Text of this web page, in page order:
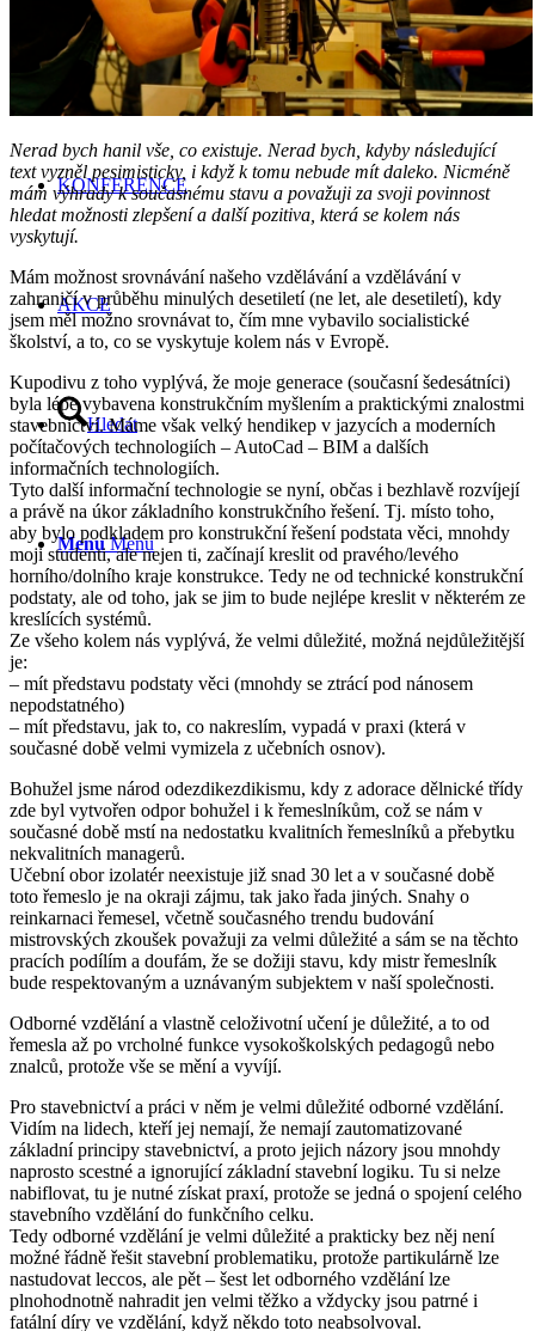
VÝUKA
KONFERENCE
AKCE
Hledat
Menu Menu
Nerad bych hanil vše, co existuje. Nerad bych, kdyby následující
text vyzněl pesimisticky, i když k tomu nebude mít daleko. Nicméně
mám výhrady k současnému stavu a považuji za svoji povinnost
hledat možnosti zlepšení a další pozitiva, která se kolem nás
vyskytují.
Mám možnost srovnávání našeho vzdělávání a vzdělávání v
zahraničí v průběhu minulých desetiletí (ne let, ale desetiletí), kdy
jsem měl možno srovnávat to, čím mne vybavilo socialistické
školství, a to, co se vyskytuje kolem nás v Evropě.
Kupodivu z toho vyplývá, že moje generace (současní šedesátníci)
byla lépe vybavena konstrukčním myšlením a praktickými znalostmi
stavebnictví. Máme však velký hendikep v jazycích a moderních
počítačových technologiích – AutoCad – BIM a dalších
informačních technologiích.
Tyto další informační technologie se nyní, občas i bezhlavě rozvíjejí
a právě na úkor základního konstrukčního řešení. Tj. místo toho,
aby bylo podkladem pro konstrukční řešení podstata věci, mnohdy
moji studenti, ale nejen ti, začínají kreslit od pravého/levého
horního/dolního kraje konstrukce. Tedy ne od technické konstrukční
podstaty, ale od toho, jak se jim to bude nejlépe kreslit v některém ze
kreslících systémů.
Ze všeho kolem nás vyplývá, že velmi důležité, možná nejdůležitější
je:
– mít představu podstaty věci (mnohdy se ztrácí pod nánosem
nepodstatného)
– mít představu, jak to, co nakreslím, vypadá v praxi (která v
současné době velmi vymizela z učebních osnov).
Bohužel jsme národ odezdikezdikismu, kdy z adorace dělnické třídy
zde byl vytvořen odpor bohužel i k řemeslníkům, což se nám v
současné době mstí na nedostatku kvalitních řemeslníků a přebytku
nekvalitních managerů.
Učební obor izolatér neexistuje již snad 30 let a v současné době
toto řemeslo je na okraji zájmu, tak jako řada jiných. Snahy o
reinkarnaci řemesel, včetně současného trendu budování
mistrovských zkoušek považuji za velmi důležité a sám se na těchto
pracích podílím a doufám, že se dožiji stavu, kdy mistr řemeslník
bude respektovaným a uznávaným subjektem v naší společnosti.
Odborné vzdělání a vlastně celoživotní učení je důležité, a to od
řemesla až po vrcholné funkce vysokoškolských pedagogů nebo
znalců, protože vše se mění a vyvíjí.
Pro stavebnictví a práci v něm je velmi důležité odborné vzdělání.
Vidím na lidech, kteří jej nemají, že nemají zautomatizované
základní principy stavebnictví, a proto jejich názory jsou mnohdy
naprosto scestné a ignorující základní stavební logiku. Tu si nelze
nabiflovat, tu je nutné získat praxí, protože se jedná o spojení celého
stavebního vzdělání do funkčního celku.
Tedy odborné vzdělání je velmi důležité a prakticky bez něj není
možné řádně řešit stavební problematiku, protože partikulárně lze
nastudovat leccos, ale pět – šest let odborného vzdělání lze
plnohodnotně nahradit jen velmi těžko a vždycky jsou patrné i
fatální díry ve vzdělání, když někdo toto neabsolvoval.